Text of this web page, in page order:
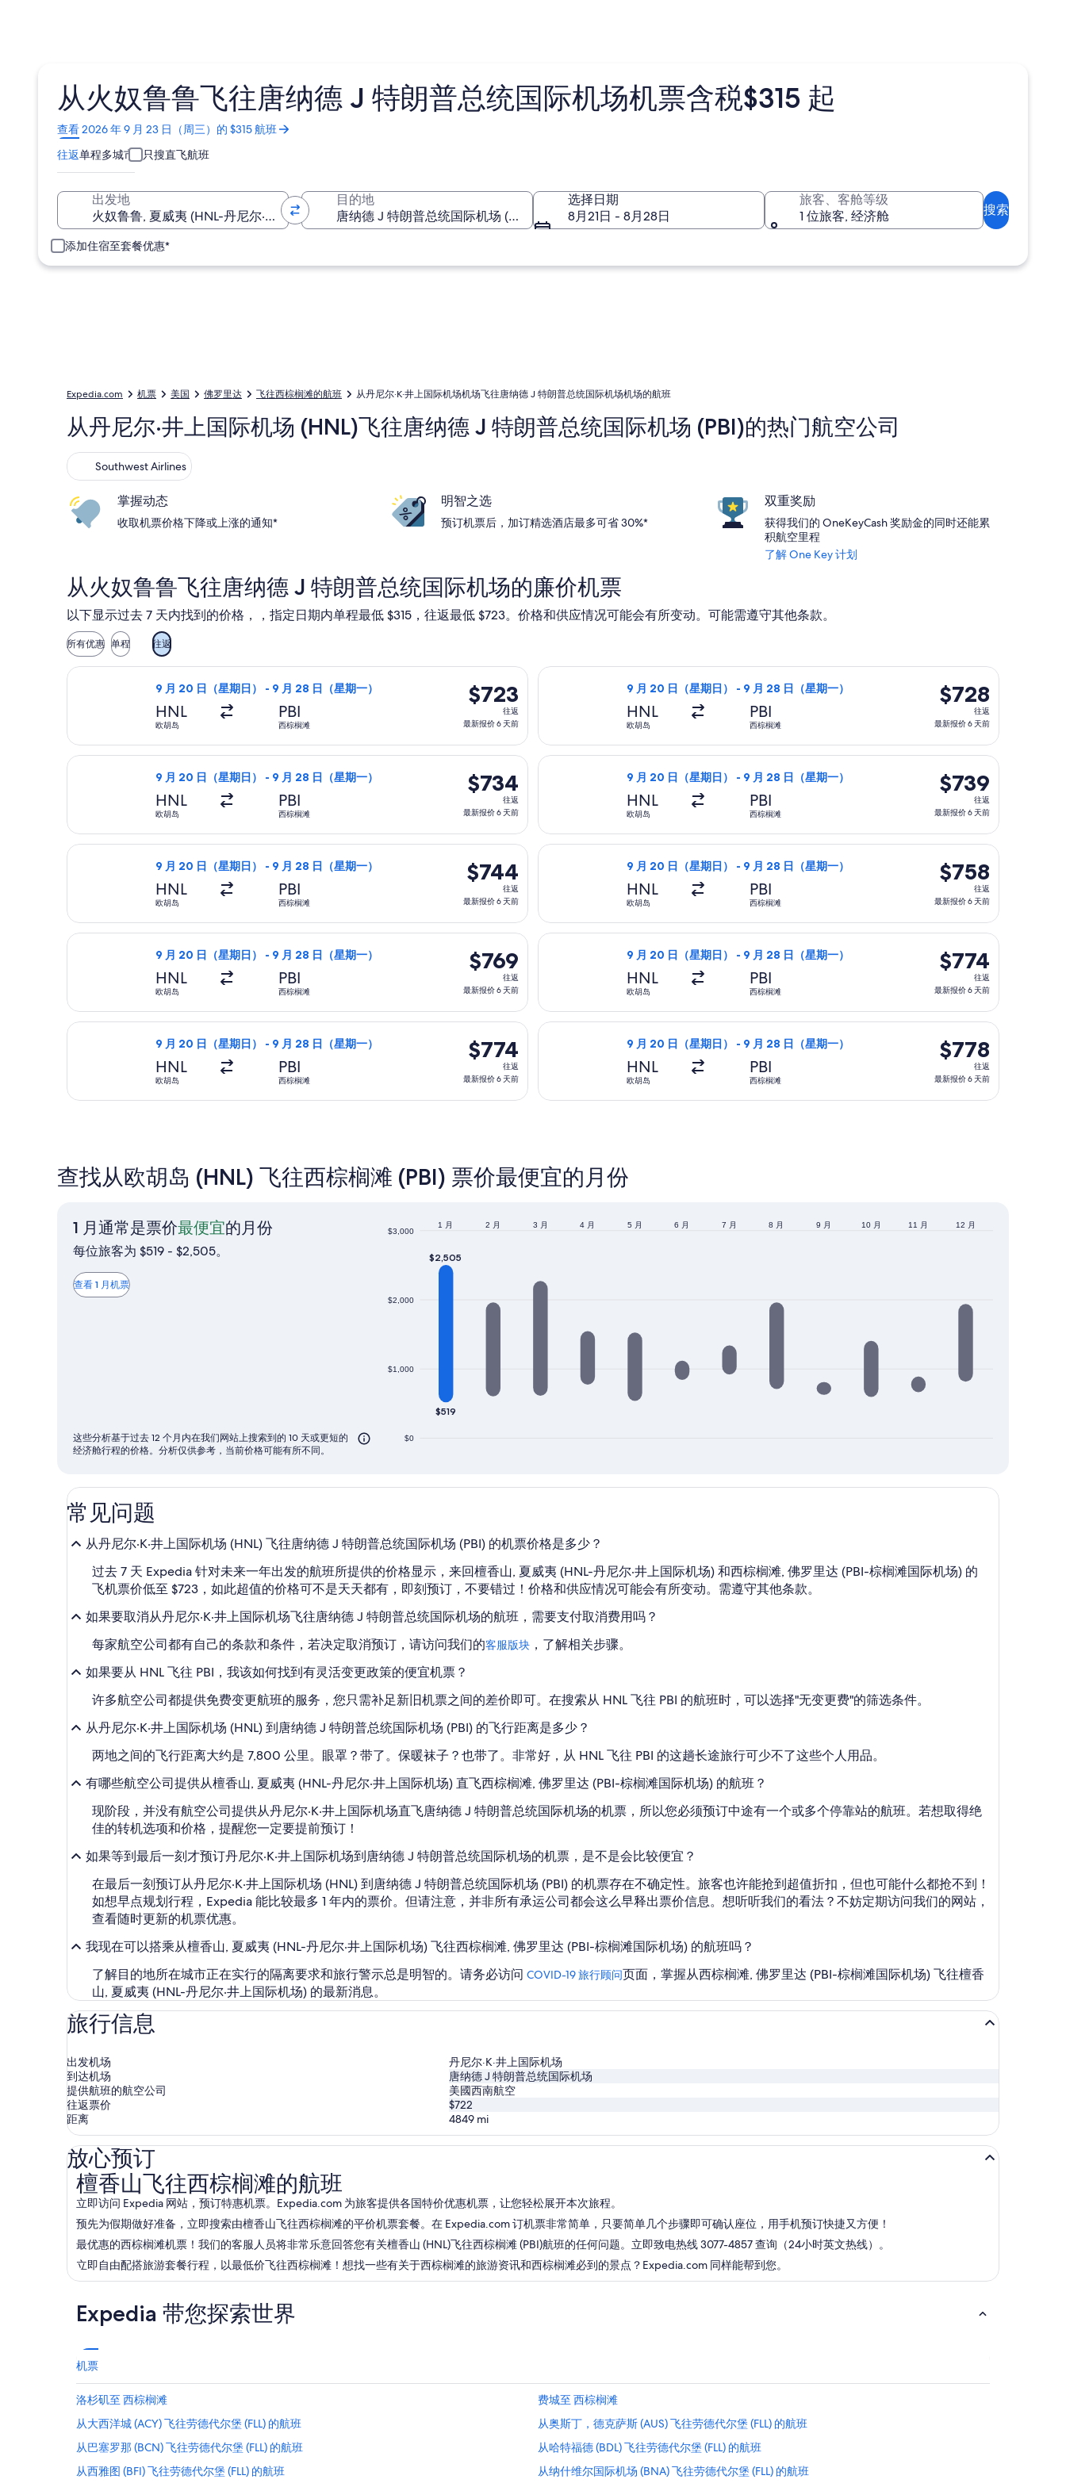
从火奴鲁鲁飞往唐纳德 J 特朗普总统国际机场机票含税$315 起
查看 2026 年 9 月 23 日（周三）的 $315 航班
在
新
窗
口
打
往返单程多城市 只搜直飞航班
出发地 目的地
选择日期
8月21日 - 8月28日
旅客、客舱等级
1 位旅客, 经济舱
搜索
添加住宿至套餐优惠*
Expedia.com 机票 美国 佛罗里达 飞往西棕榈滩的航班 从丹尼尔·K·井上国际机场机场飞往唐纳德 J 特朗普总统国际机场机场的航班
从丹尼尔·井上国际机场 (HNL)飞往唐纳德 J 特朗普总统国际机场 (PBI)的热门航空公司
Southwest Airlines
Southwest Airlines
掌握动态
收取机票价格下降或上涨的通知*
明智之选
预订机票后，加订精选酒店最多可省 30%*
双重奖励
获得我们的 OneKeyCash 奖励金的同时还能累
积航空里程
了解 One Key 计划
从火奴鲁鲁飞往唐纳德 J 特朗普总统国际机场的廉价机票
以下显示过去 7 天内找到的价格，，指定日期内单程最低 $315，往返最低 $723。价格和供应情况可能会有所变动。可能需遵守其他条款。
所有优惠 单程 往返
9 月 20 日（星期日） - 9 月 28 日（星期一）
HNL
欧胡岛
PBI
西棕榈滩
$723
往
返,
新
报
价
6
前
$723
往返
最新报价 6 天前
选择美國西南航空航班，9 月 20 日（星期日）从欧胡岛前往西棕榈滩，9 月 28 日（星期一）返回，价格为 $723，最新报价 6 天前
9 月 20 日（星期日） - 9 月 28 日（星期一）
HNL
欧胡岛
PBI
西棕榈滩
$728
往
返,
新
报
价
6
前
$728
往返
最新报价 6 天前
选择美國西南航空航班，9 月 20 日（星期日）从欧胡岛前往西棕榈滩，9 月
9 月 20 日（星期日） - 9 月 28 日（星期一）
HNL
欧胡岛
PBI
西棕榈滩
$734
往
返,
新
报
价
6
前
$734
往返
最新报价 6 天前
选择美國西南航空航班，9 月 20 日（星期日）从欧胡岛前往西棕榈滩，9 月 28 日（星期一）返回，价格为 $734，最新报价 6 天前
9 月 20 日（星期日） - 9 月 28 日（星期一）
HNL
欧胡岛
PBI
西棕榈滩
$739
往
返,
新
报
价
6
前
$739
往返
最新报价 6 天前
选择美國西南航空航班，9 月 20 日（星期日）从欧胡岛前往西棕榈滩，9 月
9 月 20 日（星期日） - 9 月 28 日（星期一）
HNL
欧胡岛
PBI
西棕榈滩
$744
往
返,
新
报
价
6
前
$744
往返
最新报价 6 天前
选择美國西南航空航班，9 月 20 日（星期日）从欧胡岛前往西棕榈滩，9 月 28 日（星期一）返回，价格为 $744，最新报价 6 天前
9 月 20 日（星期日） - 9 月 28 日（星期一）
HNL
欧胡岛
PBI
西棕榈滩
$758
往
返,
新
报
价
6
前
$758
往返
最新报价 6 天前
选择美國西南航空航班，9 月 20 日（星期日）从欧胡岛前往西棕榈滩，9 月
9 月 20 日（星期日） - 9 月 28 日（星期一）
HNL
欧胡岛
PBI
西棕榈滩
$769
往
返,
新
报
价
6
$769
往返
最新报价 6 天前
选择美國西南航空航班，9 月 20 日（星期日）从欧胡岛前往西棕榈滩，9 月 28 日（星期一）返回，价格为 $769，最新报价 6 天前
9 月 20 日（星期日） - 9 月 28 日（星期一）
HNL
欧胡岛
PBI
西棕榈滩
$774
往
返,
新
报
价
6
$774
往返
最新报价 6 天前
选择美國西南航空航班，9 月 20 日（星期日）从欧胡岛前往西棕榈滩，9 月
9 月 20 日（星期日） - 9 月 28 日（星期一）
HNL
欧胡岛
PBI
西棕榈滩
$774
往
返,
6
天
$774
往返
最新报价 6 天前
选择美國西南航空航班，9 月 20 日（星期日）从欧胡岛前往西棕榈滩，9 月 28 日（星期一）返回，价格为 $774，最新报价 6 天前
9 月 20 日（星期日） - 9 月 28 日（星期一）
HNL
欧胡岛
PBI
西棕榈滩
$778
往
返,
$778
往返
最新报价 6 天前
选择美國西南航空航班，9 月 20 日（星期日）从欧胡岛前往西棕榈滩，9 月
查找从欧胡岛 (HNL) 飞往西棕榈滩 (PBI) 票价最便宜的月份
1 月通常是票价最便宜的月份1
月
份
每位旅客为 $519 - $2,505。
查看 1 月机票
$0
$1,000
$2,000
$3,000
1 月 2 月 3 月 4 月 5 月 6 月 7 月 8 月 9 月 10 月 11 月 12 月
$519
$2,505
这些分析基于过去 12 个月内在我们网站上搜索到的 10 天或更短的
经济舱行程的价格。分析仅供参考，当前价格可能有所不同。
常见问题
从丹尼尔·K·井上国际机场 (HNL) 飞往唐纳德 J 特朗普总统国际机场 (PBI) 的机票价格是多少？
过去 7 天 Expedia 针对未来一年出发的航班所提供的价格显示，来回檀香山, 夏威夷 (HNL-丹尼尔·井上国际机场) 和西棕榈滩, 佛罗里达 (PBI-棕榈滩国际机场) 的
飞机票价低至 $723，如此超值的价格可不是天天都有，即刻预订，不要错过！价格和供应情况可能会有所变动。需遵守其他条款。
如果要取消从丹尼尔·K·井上国际机场飞往唐纳德 J 特朗普总统国际机场的航班，需要支付取消费用吗？
每家航空公司都有自己的条款和条件，若决定取消预订，请访问我们的客服版块 ，了解相关步骤。
如果要从 HNL 飞往 PBI，我该如何找到有灵活变更政策的便宜机票？
许多航空公司都提供免费变更航班的服务，您只需补足新旧机票之间的差价即可。在搜索从 HNL 飞往 PBI 的航班时，可以选择"无变更费"的筛选条件。
从丹尼尔·K·井上国际机场 (HNL) 到唐纳德 J 特朗普总统国际机场 (PBI) 的飞行距离是多少？
两地之间的飞行距离大约是 7,800 公里。眼罩？带了。保暖袜子？也带了。非常好，从 HNL 飞往 PBI 的这趟长途旅行可少不了这些个人用品。
有哪些航空公司提供从檀香山, 夏威夷 (HNL-丹尼尔·井上国际机场) 直飞西棕榈滩, 佛罗里达 (PBI-棕榈滩国际机场) 的航班？
现阶段，并没有航空公司提供从丹尼尔·K·井上国际机场直飞唐纳德 J 特朗普总统国际机场的机票，所以您必须预订中途有一个或多个停靠站的航班。若想取得绝
佳的转机选项和价格，提醒您一定要提前预订！
如果等到最后一刻才预订丹尼尔·K·井上国际机场到唐纳德 J 特朗普总统国际机场的机票，是不是会比较便宜？
在最后一刻预订从丹尼尔·K·井上国际机场 (HNL) 到唐纳德 J 特朗普总统国际机场 (PBI) 的机票存在不确定性。旅客也许能抢到超值折扣，但也可能什么都抢不到！
如想早点规划行程，Expedia 能比较最多 1 年内的票价。但请注意，并非所有承运公司都会这么早释出票价信息。想听听我们的看法？不妨定期访问我们的网站，
查看随时更新的机票优惠。
我现在可以搭乘从檀香山, 夏威夷 (HNL-丹尼尔·井上国际机场) 飞往西棕榈滩, 佛罗里达 (PBI-棕榈滩国际机场) 的航班吗？
了解目的地所在城市正在实行的隔离要求和旅行警示总是明智的。请务必访问 COVID-19 旅行顾问页面，掌握从西棕榈滩, 佛罗里达 (PBI-棕榈滩国际机场) 飞往檀香
山, 夏威夷 (HNL-丹尼尔·井上国际机场) 的最新消息。
旅行信息
出发机场
丹尼尔·K·井上国际机场
到达机场
唐纳德 J 特朗普总统国际机场
提供航班的航空公司
美國西南航空
往返票价
$722
距离
4849 mi
放心预订
檀香山飞往西棕榈滩的航班
立即访问 Expedia 网站，预订特惠机票。Expedia.com 为旅客提供各国特价优惠机票，让您轻松展开本次旅程。
预先为假期做好准备，立即搜索由檀香山飞往西棕榈滩的平价机票套餐。在 Expedia.com 订机票非常简单，只要简单几个步骤即可确认座位，用手机预订快捷又方便！
最优惠的西棕榈滩机票！我们的客服人员将非常乐意回答您有关檀香山 (HNL)飞往西棕榈滩 (PBI)航班的任何问题。立即致电热线 3077-4857 查询（24小时英文热线）。
立即自由配搭旅游套餐行程，以最低价飞往西棕榈滩！想找一些有关于西棕榈滩的旅游资讯和西棕榈滩必到的景点？Expedia.com 同样能帮到您。
檀香山飞往西棕榈滩的航班
Expedia 带您探索世界
机票
洛杉矶至 西棕榈滩
费城至 西棕榈滩
从大西洋城 (ACY) 飞往劳德代尔堡 (FLL) 的航班
从奥斯丁，德克萨斯 (AUS) 飞往劳德代尔堡 (FLL) 的航班
从巴塞罗那 (BCN) 飞往劳德代尔堡 (FLL) 的航班
从哈特福德 (BDL) 飞往劳德代尔堡 (FLL) 的航班
从西雅图 (BFI) 飞往劳德代尔堡 (FLL) 的航班
从纳什维尔国际机场 (BNA) 飞往劳德代尔堡 (FLL) 的航班